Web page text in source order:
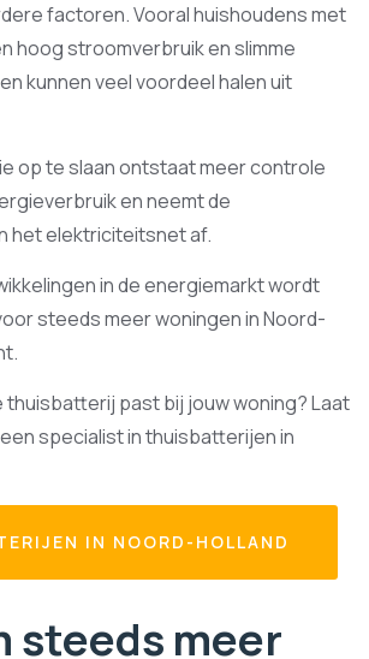
factoren. Vooral huishoudens met
hoog stroomverbruik en slimme
kunnen veel voordeel halen uit
op te slaan ontstaat meer controle
en neemt de
het elektriciteitsnet af.
in de energiemarkt wordt
steeds meer woningen in Noord-
thuisbatterij past bij jouw woning? Laat
specialist in thuisbatterijen in
IN NOORD-HOLLAND
steeds meer